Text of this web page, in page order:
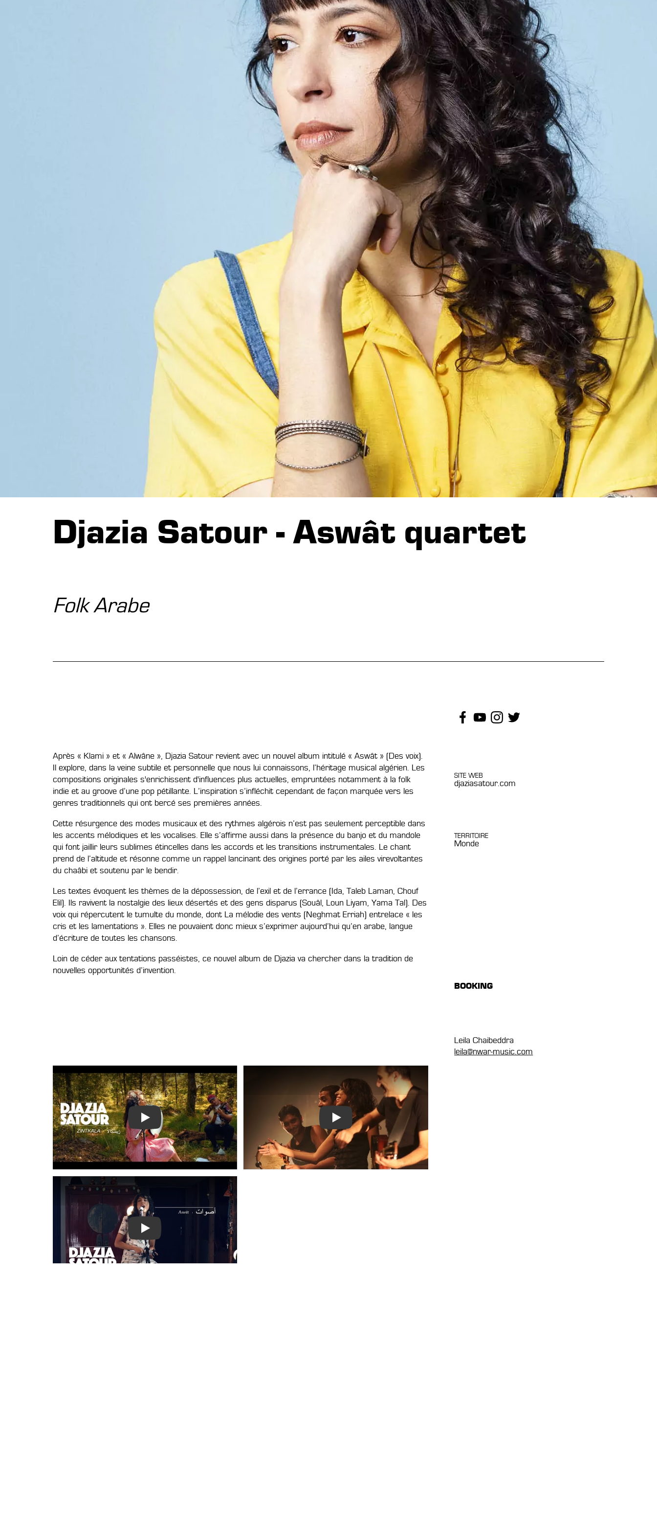
Djazia Satour - Aswât quartet
Folk Arabe
Après « Klami » et « Alwâne », Djazia Satour revient avec un nouvel album intitulé « Aswât » (Des voix).
Il explore, dans la veine subtile et personnelle que nous lui connaissons, l’héritage musical algérien. Les
compositions originales s'enrichissent d'influences plus actuelles, empruntées notamment à la folk
indie et au groove d’une pop pétillante. L’inspiration s’infléchit cependant de façon marquée vers les
genres traditionnels qui ont bercé ses premières années.
Cette résurgence des modes musicaux et des rythmes algérois n’est pas seulement perceptible dans
les accents mélodiques et les vocalises. Elle s’affirme aussi dans la présence du banjo et du mandole
qui font jaillir leurs sublimes étincelles dans les accords et les transitions instrumentales. Le chant
prend de l’altitude et résonne comme un rappel lancinant des origines porté par les ailes virevoltantes
du chaâbi et soutenu par le bendir.
Les textes évoquent les thèmes de la dépossession, de l’exil et de l’errance (Ida, Taleb Laman, Chouf
Elil). Ils ravivent la nostalgie des lieux désertés et des gens disparus (Souâl, Loun Liyam, Yama Tal). Des
voix qui répercutent le tumulte du monde, dont La mélodie des vents (Neghmat Erriah) entrelace « les
cris et les lamentations ». Elles ne pouvaient donc mieux s’exprimer aujourd’hui qu’en arabe, langue
d’écriture de toutes les chansons.
Loin de céder aux tentations passéistes, ce nouvel album de Djazia va chercher dans la tradition de
nouvelles opportunités d’invention.
Play video song of Djazia Satour - Aswât quartet Play video song of Djazia Satour - Aswât quartet
Play video song of Djazia Satour - Aswât quartet
SITE WEB
djaziasatour.com
TERRITOIRE
Monde
BOOKING
Leila Chaibeddra
leila@nwar-music.com